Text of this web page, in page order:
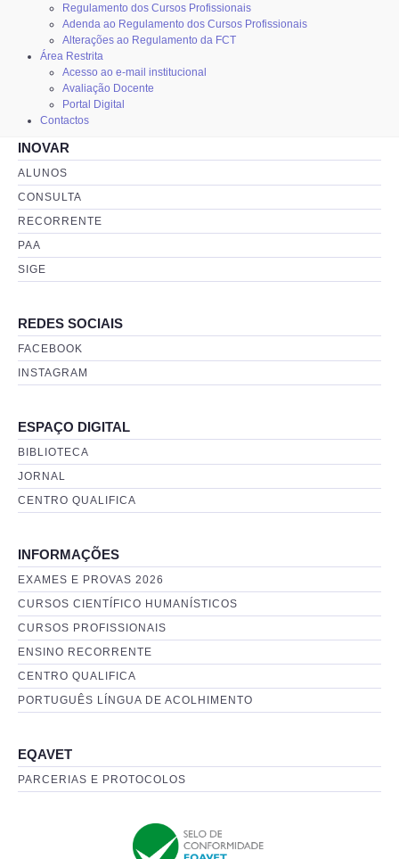
Regulamento dos Cursos Profissionais
Adenda ao Regulamento dos Cursos Profissionais
Alterações ao Regulamento da FCT
Área Restrita
Acesso ao e-mail institucional
Avaliação Docente
Portal Digital
Contactos
INOVAR
ALUNOS
CONSULTA
RECORRENTE
PAA
SIGE
REDES SOCIAIS
FACEBOOK
INSTAGRAM
ESPAÇO DIGITAL
BIBLIOTECA
JORNAL
CENTRO QUALIFICA
INFORMAÇÕES
EXAMES E PROVAS 2026
CURSOS CIENTÍFICO HUMANÍSTICOS
CURSOS PROFISSIONAIS
ENSINO RECORRENTE
CENTRO QUALIFICA
PORTUGUÊS LÍNGUA DE ACOLHIMENTO
EQAVET
PARCERIAS E PROTOCOLOS